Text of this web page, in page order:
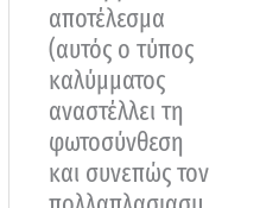
αποτέλεσμα
(αυτός ο τύπος
καλύμματος
αναστέλλει τη
φωτοσύνθεση
και συνεπώς τον